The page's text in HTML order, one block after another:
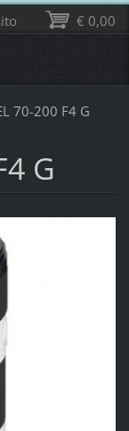
70-200 F4 G
G
€ 0,00